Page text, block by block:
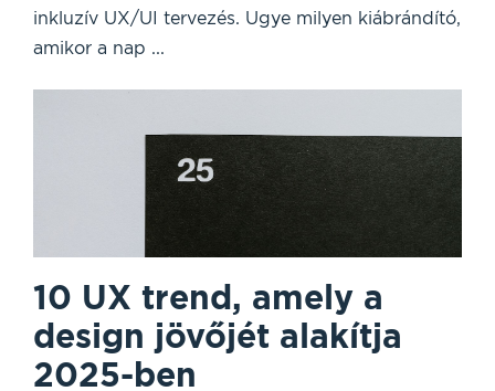
inkluzív UX/UI tervezés. Ugye milyen kiábrándító,
amikor a nap ...
10 UX trend, amely a
design jövőjét alakítja
2025-ben